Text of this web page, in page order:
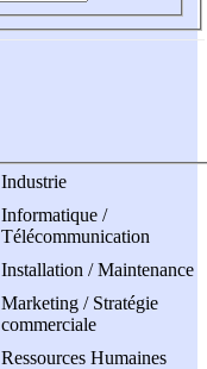
Industrie
Informatique /
Télécommunication
Installation / Maintenance
Marketing / Stratégie
commerciale
Ressources Humaines